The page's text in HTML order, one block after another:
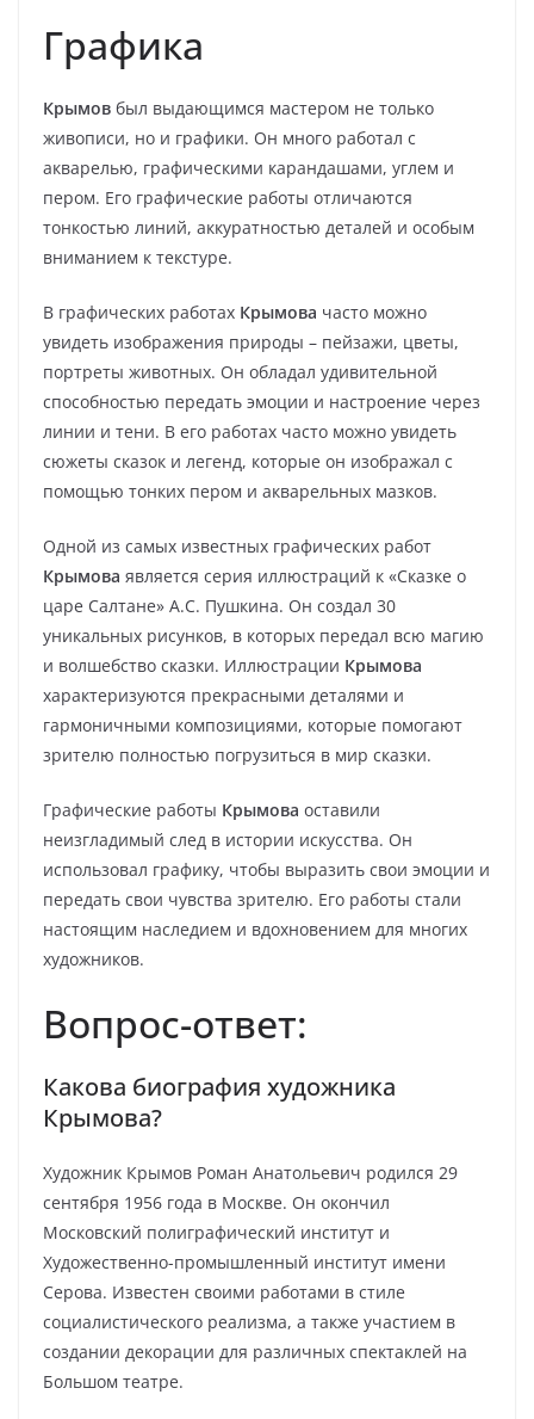
Графика
Крымов был выдающимся мастером не только
живописи, но и графики. Он много работал с
акварелью, графическими карандашами, углем и
пером. Его графические работы отличаются
тонкостью линий, аккуратностью деталей и особым
вниманием к текстуре.
В графических работах Крымова часто можно
увидеть изображения природы – пейзажи, цветы,
портреты животных. Он обладал удивительной
способностью передать эмоции и настроение через
линии и тени. В его работах часто можно увидеть
сюжеты сказок и легенд, которые он изображал с
помощью тонких пером и акварельных мазков.
Одной из самых известных графических работ
Крымова является серия иллюстраций к «Сказке о
царе Салтане» А.С. Пушкина. Он создал 30
уникальных рисунков, в которых передал всю магию
и волшебство сказки. Иллюстрации Крымова
характеризуются прекрасными деталями и
гармоничными композициями, которые помогают
зрителю полностью погрузиться в мир сказки.
Графические работы Крымова оставили
неизгладимый след в истории искусства. Он
использовал графику, чтобы выразить свои эмоции и
передать свои чувства зрителю. Его работы стали
настоящим наследием и вдохновением для многих
художников.
Вопрос-ответ:
Какова биография художника
Крымова?
Художник Крымов Роман Анатольевич родился 29
сентября 1956 года в Москве. Он окончил
Московский полиграфический институт и
Художественно-промышленный институт имени
Серова. Известен своими работами в стиле
социалистического реализма, а также участием в
создании декорации для различных спектаклей на
Большом театре.